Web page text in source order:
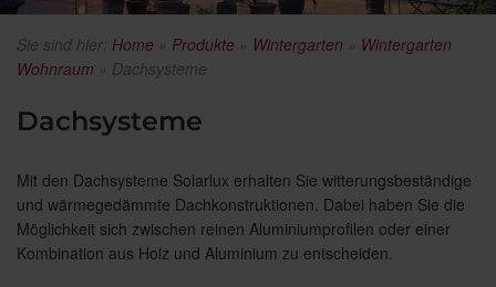
Sie sind hier: Home » Produkte » Wintergarten » Wintergarten
Wohnraum » Dachsysteme
Dachsysteme
Mit den Dachsysteme Solarlux erhalten Sie witterungsbeständige
und wärmegedämmte Dachkonstruktionen. Dabei haben Sie die
Möglichkeit sich zwischen reinen Aluminiumprofilen oder einer
Kombination aus Holz und Aluminium zu entscheiden.